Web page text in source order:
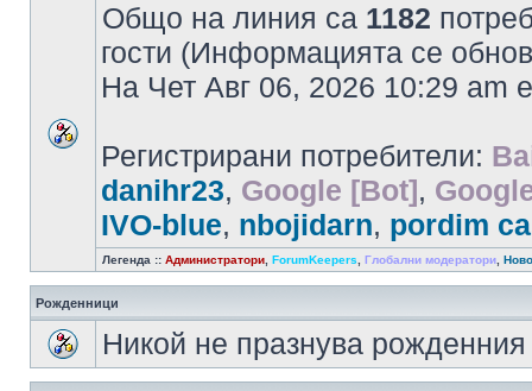
Общо на линия са 1182
гости (Информацията се
На Чет Авг 06, 2026 10:29
Регистрирани потребители:
danihr23, Google [Bot],
IVO-blue, nbojidarn, pordim
Легенда :: Администратори ForumKeepers Глобални модератори
Рожденници
Никой не празнува